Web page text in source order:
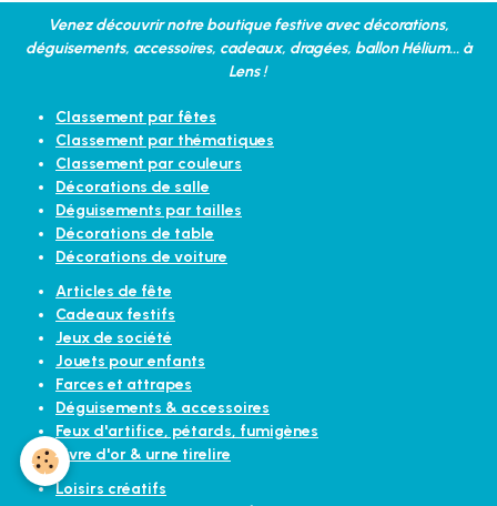
Venez découvrir notre boutique festive avec décorations,
déguisements, accessoires, cadeaux, dragées, ballon Hélium... à
Lens !
Classement par fêtes
Classement par thématiques
Classement par couleurs
Décorations de salle
Déguisements par tailles
Décorations de table
Décorations de voiture
Articles de fête
Cadeaux festifs
Jeux de société
Jouets pour enfants
Farces et attrapes
Déguisements & accessoires
Feux d'artifice, pétards, fumigènes
Livre d'or & urne tirelire
Loisirs créatifs